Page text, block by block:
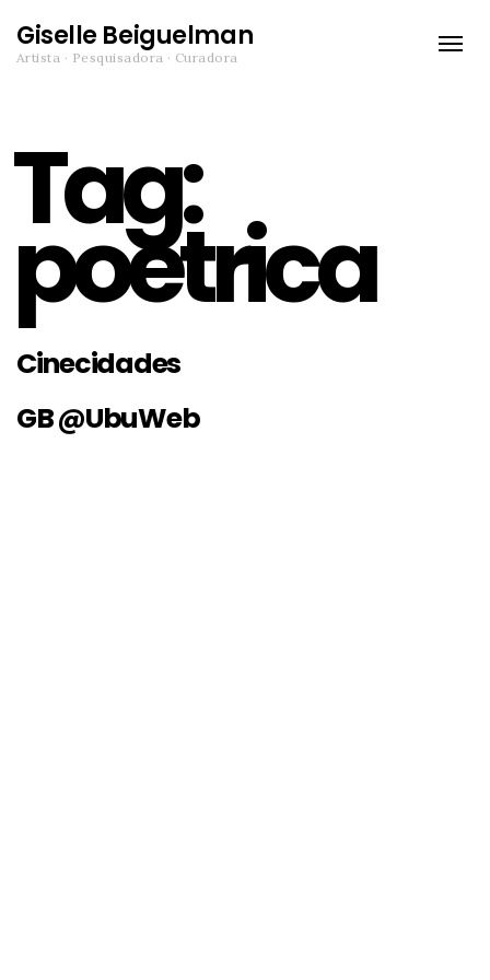
Giselle Beiguelman
Artista · Pesquisadora · Curadora
Toggle
Tag:
poetrica
Cinecidades
GB @UbuWeb